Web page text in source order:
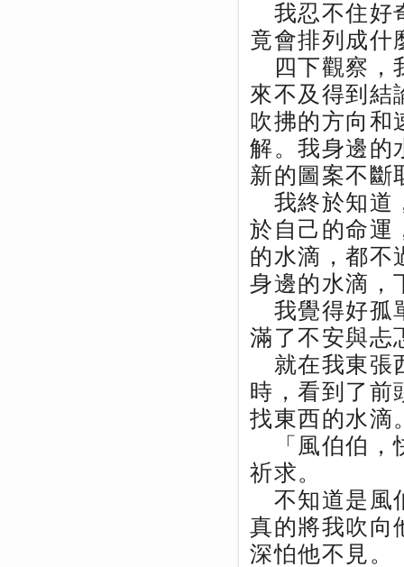
我忍不住好
竟會排列成什
四下觀察，
來不及得到結
吹拂的方向和
解。我身邊的
新的圖案不斷
我終於知道
於自己的命運
的水滴，都不
身邊的水滴，
我覺得好孤
滿了不安與忐
就在我東張
時，看到了前
找東西的水滴
「風伯伯，
祈求。
不知道是風
真的將我吹向
深怕他不見。